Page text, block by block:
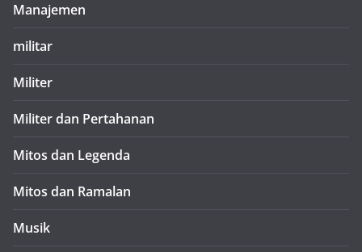
Manajemen
militar
Militer
Militer dan Pertahanan
Mitos dan Legenda
Mitos dan Ramalan
Musik